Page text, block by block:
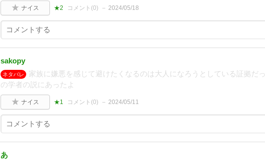
ナイス ★2 コメント(0) 2024/05/18
sakopy
ネタバレ
家族に嫌悪を感じて避けたくなるのは大人になろうとしている証拠だ
の学者の説にあったよ
ナイス ★1 コメント(0) 2024/05/11
あ